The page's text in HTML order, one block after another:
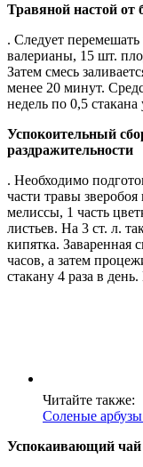
Травяной настой от
. Следует
валерианы, 15 шт.
Затем смесь
менее 20 минут.
недель по 0,5
Успокоительный
раздражительности
. Необходимо
части травы
мелиссы, 1 часть
листьев. На 3 ст. л.
кипятка. Заваренная
часов, а затем
стакану 4 раза в
Читайте также:
Соленые
Успокаивающий чай